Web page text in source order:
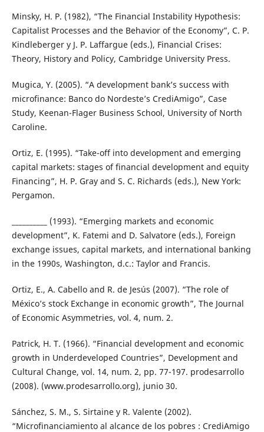
Minsky, H. P. (1982), “The Financial Instability Hypothesis:
Capitalist Processes and the Behavior of the Economy”, C. P.
Kindleberger y J. P. Laffargue (eds.), Financial Crises:
Theory, History and Policy, Cambridge University Press.
Mugica, Y. (2005). “A development bank’s success with
microfinance: Banco do Nordeste’s CrediAmigo”, Case
Study, Keenan-Flager Business School, University of North
Caroline.
Ortiz, E. (1995). “Take-off into development and emerging
capital markets: stages of financial development and equity
Financing”, H. P. Gray and S. C. Richards (eds.), New York:
Pergamon.
__________ (1993). “Emerging markets and economic
development”, K. Fatemi and D. Salvatore (eds.), Foreign
exchange issues, capital markets, and international banking
in the 1990s, Washington, d.c.: Taylor and Francis.
Ortiz, E., A. Cabello and R. de Jesús (2007). “The role of
México’s stock Exchange in economic growth”, The Journal
of Economic Asymmetries, vol. 4, num. 2.
Patrick, H. T. (1966). “Financial development and economic
growth in Underdeveloped Countries”, Development and
Cultural Change, vol. 14, num. 2, pp. 77-197. prodesarrollo
(2008). (www.prodesarrollo.org), junio 30.
Sánchez, S. M., S. Sirtaine y R. Valente (2002).
“Microfinanciamiento al alcance de los pobres : CrediAmigo